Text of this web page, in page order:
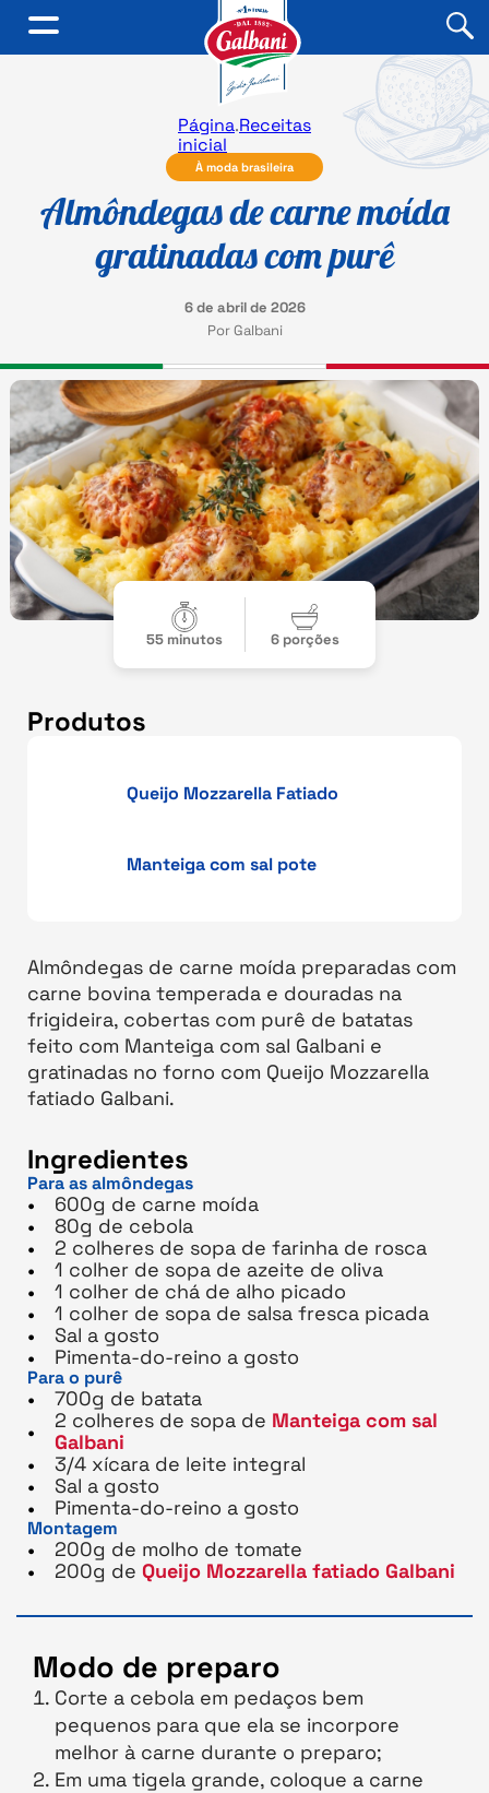
Página
inicial
.Receitas
À moda brasileira
Almôndegas de carne moída
gratinadas com purê
6 de abril de 2026
Por Galbani
55 minutos 6 porções
Produtos
Queijo Mozzarella Fatiado
Manteiga com sal pote
Almôndegas de carne moída preparadas com
carne bovina temperada e douradas na
frigideira, cobertas com purê de batatas
feito com Manteiga com sal Galbani e
gratinadas no forno com Queijo Mozzarella
fatiado Galbani.
Ingredientes
Para as almôndegas
600g de carne moída
80g de cebola
2 colheres de sopa de farinha de rosca
1 colher de sopa de azeite de oliva
1 colher de chá de alho picado
1 colher de sopa de salsa fresca picada
Sal a gosto
Pimenta-do-reino a gosto
Para o purê
700g de batata
2 colheres de sopa de Manteiga com sal
Galbani
3/4 xícara de leite integral
Sal a gosto
Pimenta-do-reino a gosto
Montagem
200g de molho de tomate
200g de Queijo Mozzarella fatiado Galbani
Modo de preparo
Corte a cebola em pedaços bem
pequenos para que ela se incorpore
melhor à carne durante o preparo;
Em uma tigela grande, coloque a carne